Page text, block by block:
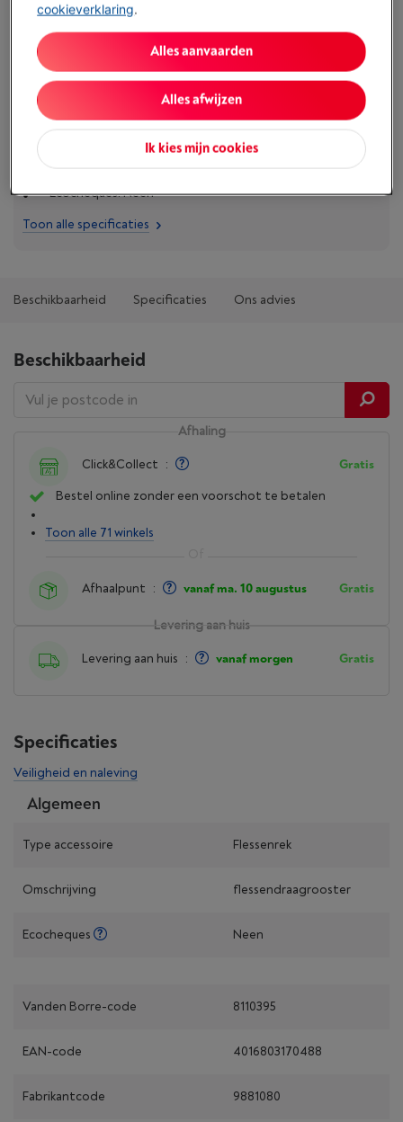
Specificaties
Ecocheques: Neen
Toon alle specificaties
Beschikbaarheid Specificaties Ons advies
Beschikbaarheid
Levering aan huis
Levering aan huis : vanaf morgen Gratis
Afhaling
Click&Collect : Gratis
Bestel online zonder een voorschot te betalen
Toon alle 71 winkels
Afhaalpunt : vanaf ma. 10 augustus Gratis
Specificaties
Veiligheid en naleving
Algemeen
Type accessoire Flessenrek
Omschrijving flessendraagrooster
Ecocheques Neen
Vanden Borre-code 8110395
EAN-code 4016803170488
Fabrikantcode 9881080
cookieverklaring.
Ik kies mijn cookies
Alles afwijzen
Alles aanvaarden